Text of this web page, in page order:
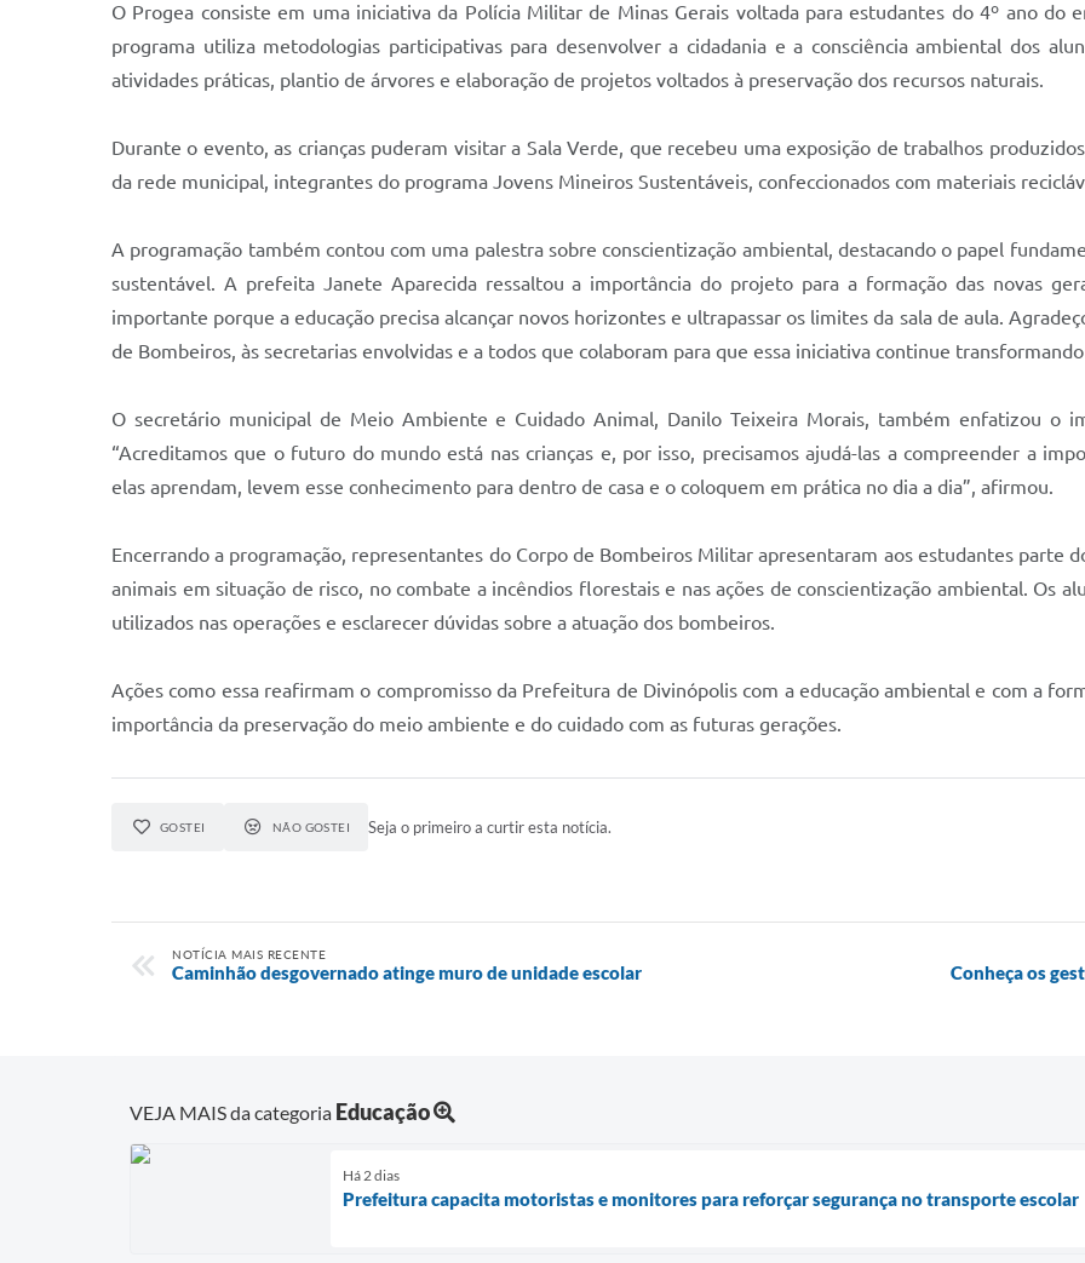
O Progea consiste em uma iniciativa da Polícia Militar de Minas Gerais voltada para estudantes do 4º ano do
programa utiliza metodologias participativas para desenvolver a cidadania e a consciência ambiental dos
atividades práticas, plantio de árvores e elaboração de projetos voltados à preservação dos recursos naturais.
Durante o evento, as crianças puderam visitar a Sala Verde, que recebeu uma exposição de trabalhos
da rede municipal, integrantes do programa Jovens Mineiros Sustentáveis, confeccionados com materiais
A programação também contou com uma palestra sobre conscientização ambiental, destacando o papel
sustentável. A prefeita Janete Aparecida ressaltou a importância do projeto para a formação das novas
importante porque a educação precisa alcançar novos horizontes e ultrapassar os limites da sala de aula.
de Bombeiros, às secretarias envolvidas e a todos que colaboram para que essa iniciativa continue
O secretário municipal de Meio Ambiente e Cuidado Animal, Danilo Teixeira Morais, também enfatizou o
“Acreditamos que o futuro do mundo está nas crianças e, por isso, precisamos ajudá-las a compreender a
elas aprendam, levem esse conhecimento para dentro de casa e o coloquem em prática no dia a dia”, afirmou.
Encerrando a programação, representantes do Corpo de Bombeiros Militar apresentaram aos estudantes parte
animais em situação de risco, no combate a incêndios florestais e nas ações de conscientização ambiental. Os
utilizados nas operações e esclarecer dúvidas sobre a atuação dos bombeiros.
Ações como essa reafirmam o compromisso da Prefeitura de Divinópolis com a educação ambiental e com a
importância da preservação do meio ambiente e do cuidado com as futuras gerações.
GOSTEI NÃO GOSTEI Seja o primeiro a curtir esta notícia.
NOTÍCIA MAIS RECENTE
Caminhão desgovernado atinge muro de unidade escolar Conheça os
VEJA MAIS da categoria Educação
Há 2 dias
Prefeitura capacita motoristas e monitores para reforçar segurança no transporte escolar